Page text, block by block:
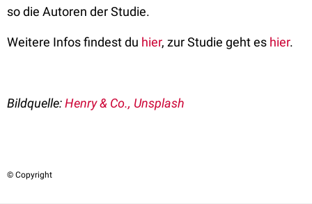
so die Autoren der Studie.
Weitere Infos findest du hier, zur Studie geht es hier.
Bildquelle:Henry & Co., Unsplash
© Copyright